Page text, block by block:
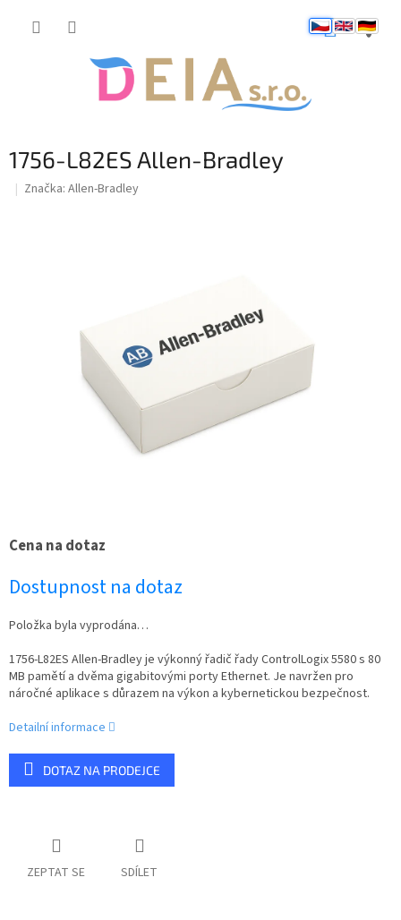
1756-L82ES Allen-Bradley
Značka: Allen-Bradley
Cena na dotaz
Dostupnost na dotaz
Položka byla vyprodána…
1756-L82ES Allen-Bradley je výkonný řadič řady ControlLogix 5580 s 80
MB pamětí a dvěma gigabitovými porty Ethernet. Je navržen pro
náročné aplikace s důrazem na výkon a kybernetickou bezpečnost.
Detailní informace
DOTAZ NA PRODEJCE
ZEPTAT SE SDÍLET